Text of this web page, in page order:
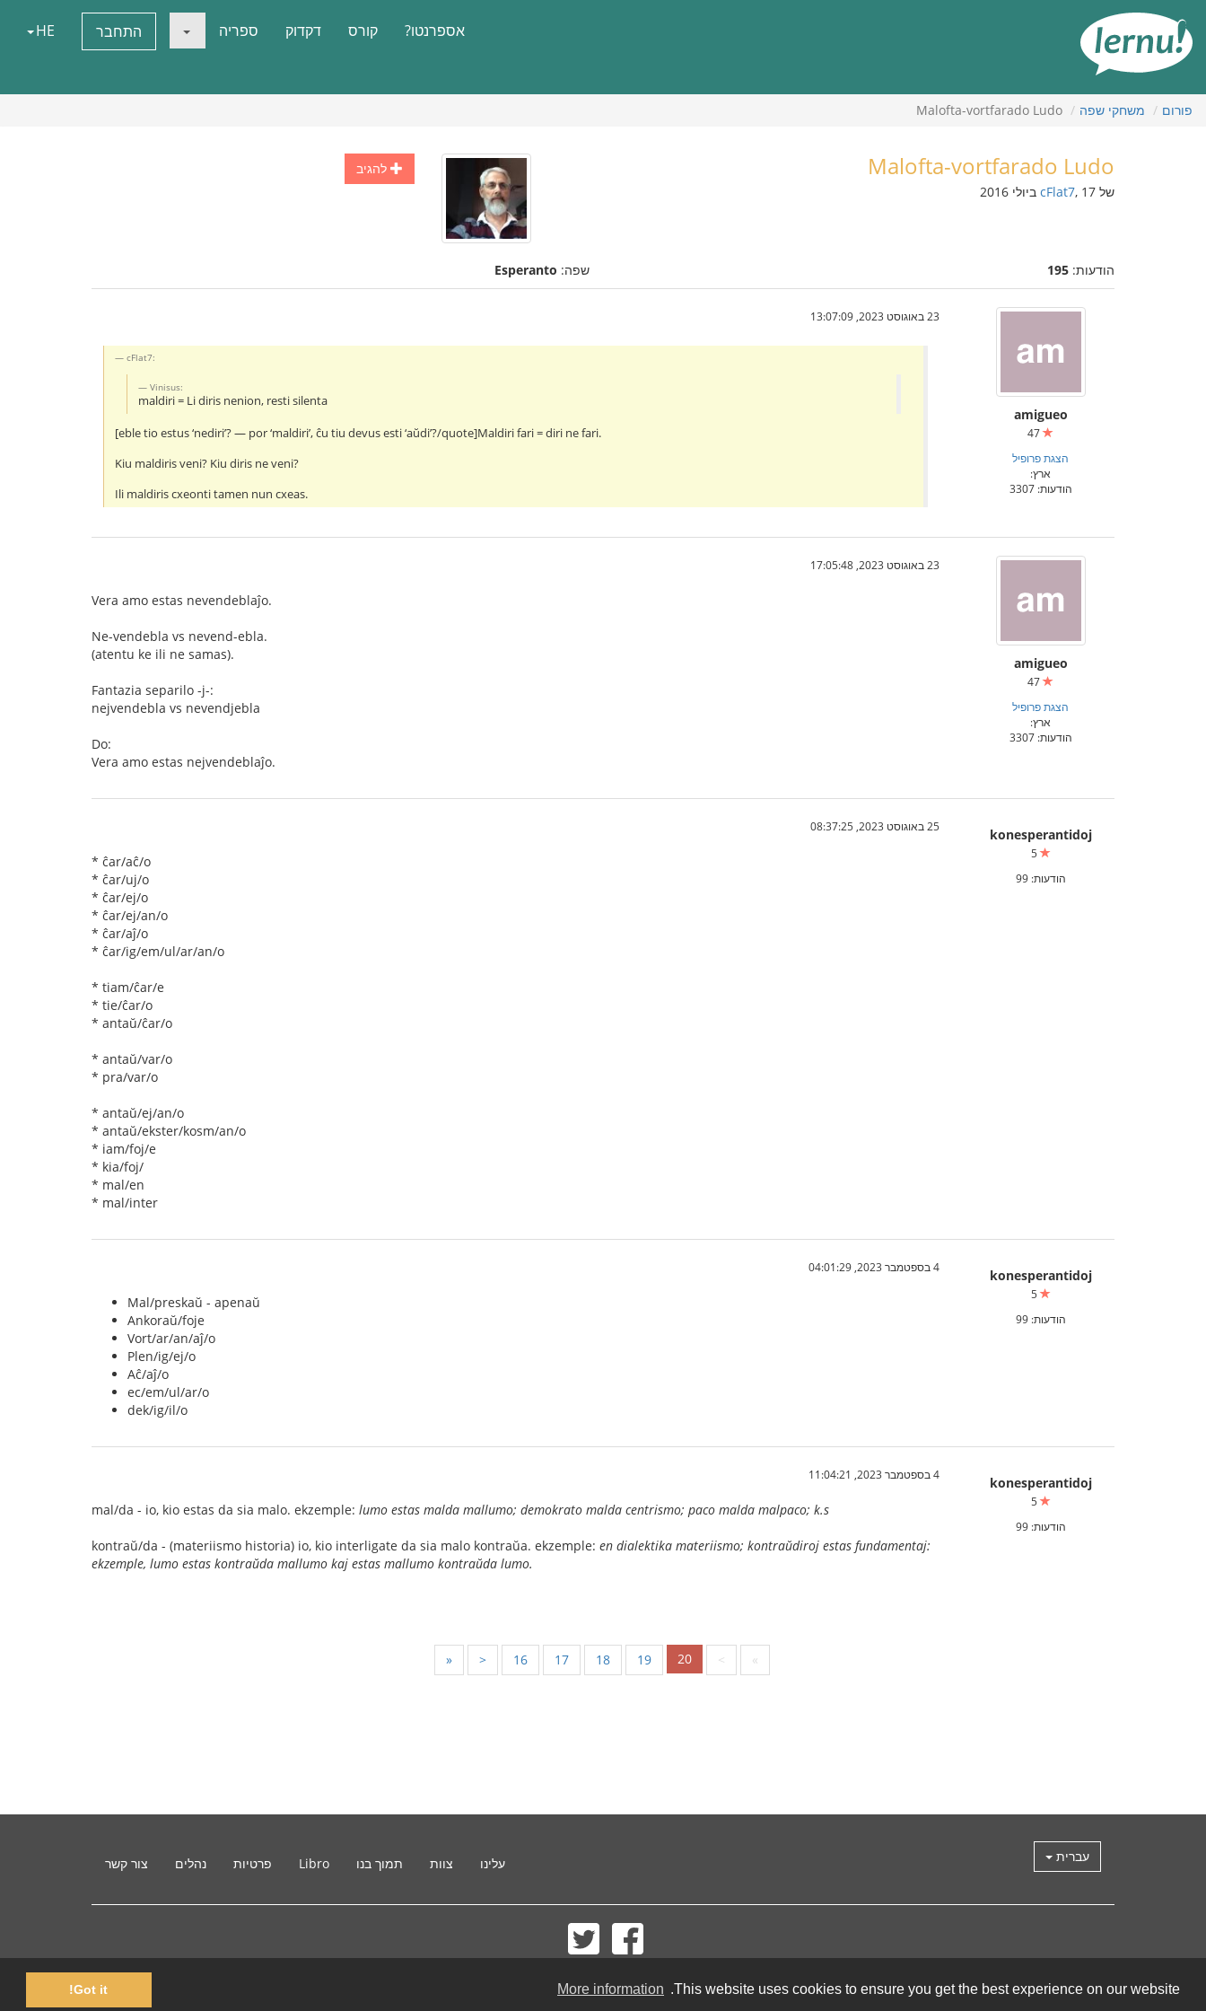
This website uses cookies to ensure you get the best experience on our website.
More information
Got it!
העניינים
אספרנטו? קורס דקדוק ספריה התחבר HE
פורום משחקי שפה Malofta-vortfarado Ludo
להגיב Malofta-vortfarado Ludo
של cFlat7, 17 ביולי 2016
הודעות: 195 שפה: Esperanto
amigueo
הצגת פרופיל
ארץ:
הודעות: 3307
23 באוגוסט 2023, 13:07:09
cFlat7:
Vinisus:
maldiri = Li diris nenion, resti silenta
[eble tio estus ‘nediri’? — por ‘maldiri’, ĉu tiu devus esti ‘aŭdi’?/quote]Maldiri fari = diri ne fari.
Kiu maldiris veni? Kiu diris ne veni?
Ili maldiris cxeonti tamen nun cxeas.
amigueo
הצגת פרופיל
ארץ:
הודעות: 3307
23 באוגוסט 2023, 17:05:48
Vera amo estas nevendeblaĵo.
Ne-vendebla vs nevend-ebla.
(atentu ke ili ne samas).
Fantazia separilo -j-:
nejvendebla vs nevendjebla
Do:
Vera amo estas nejvendeblaĵo.
konesperantidoj
5
הודעות: 99
25 באוגוסט 2023, 08:37:25
* ĉar/aĉ/o
* ĉar/uj/o
* ĉar/ej/o
* ĉar/ej/an/o
* ĉar/aĵ/o
* ĉar/ig/em/ul/ar/an/o
* tiam/ĉar/e
* tie/ĉar/o
* antaŭ/ĉar/o
* antaŭ/var/o
* pra/var/o
* antaŭ/ej/an/o
* antaŭ/ekster/kosm/an/o
* iam/foj/e
* kia/foj/
* mal/en
* mal/inter
konesperantidoj
5
הודעות: 99
4 בספטמבר 2023, 04:01:29
Mal/preskaŭ - apenaŭ
Ankoraŭ/foje
Vort/ar/an/aĵ/o
Plen/ig/ej/o
Aĉ/aĵ/o
ec/em/ul/ar/o
dek/ig/il/o
konesperantidoj
5
הודעות: 99
4 בספטמבר 2023, 11:04:21
mal/da - io, kio estas da sia malo. ekzemple: lumo estas malda mallumo; demokrato malda centrismo; paco malda malpaco; k.s
kontraŭ/da - (materiismo historia) io, kio interligate da sia malo kontraŭa. ekzemple: en dialektika materiismo; kontraŭdiroj estas fundamentaj:
ekzemple, lumo estas kontraŭda mallumo kaj estas mallumo kontraŭda lumo.
« < 16 17 18 19 20 > »
עברית עלינו צוות תמוך בנו Libro פרטיות נהלים צור קשר